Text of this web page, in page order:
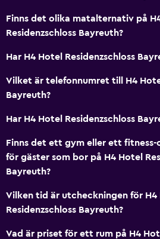
Finns det olika matalternativ på
Residenzschloss Bayreuth?
Har H4 Hotel Residenzschloss
Vilket är telefonnumret till H4
Bayreuth?
Har H4 Hotel Residenzschloss
Finns det ett gym eller ett
för gäster som bor på H4 Hotel
Bayreuth?
Vilken tid är utcheckningen för H4
Residenzschloss Bayreuth?
Vad är priset för ett rum på H4